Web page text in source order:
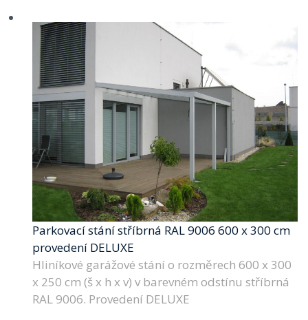
Parkovací stání stříbrná RAL 9006 600 x 300 cm
provedení DELUXE
Hliníkové garážové stání o rozměrech 600 x 300
x 250 cm (š x h x v) v barevném odstínu stříbrná
RAL 9006. Provedení DELUXE